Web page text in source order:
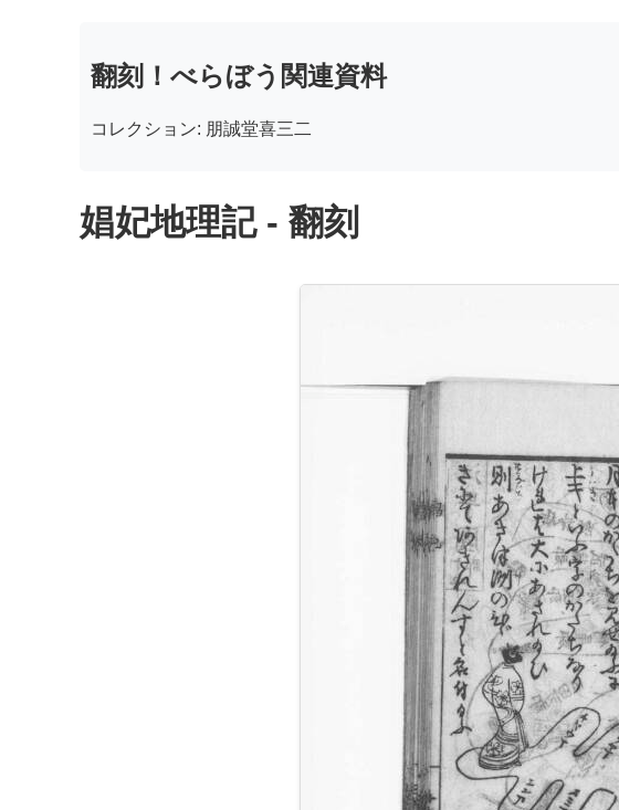
翻刻！べらぼう関連資料
コレクション: 朋誠堂喜三二
娼妃地理記 - 翻刻